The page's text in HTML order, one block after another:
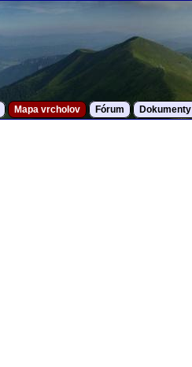
Mapa vrcholov Fórum Dokumenty